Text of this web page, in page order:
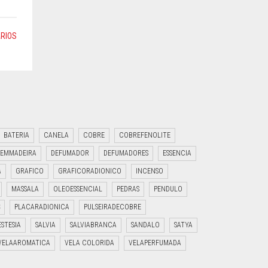
BATERIA CANELA COBRE COBREFENOLITE
DEFUMADOR DEFUMADORES ESSENCIA
GRAFICO GRAFICORADIONICO INCENSO
MASSALA OLEOESSENCIAL PEDRAS PENDULO
PLACARADIONICA PULSEIRADECOBRE
SALVIA SALVIABRANCA SANDALO SATYA
VELA COLORIDA VELAPERFUMADA